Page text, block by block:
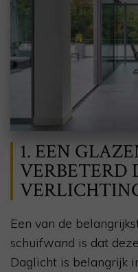
1. EEN
VERBETERD
Een van de
schuifwand is dat
Daglicht is belangrijk